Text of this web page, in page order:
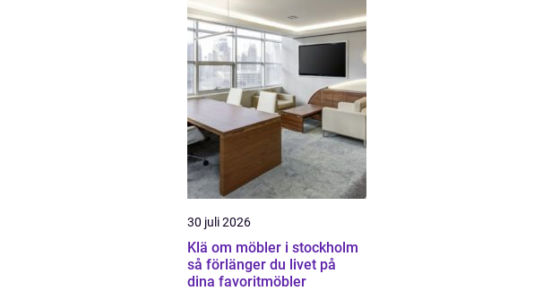
30 juli 2026
Klä om möbler i stockholm
så förlänger du livet på
dina favoritmöbler